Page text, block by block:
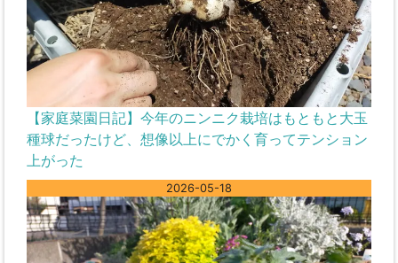
【家庭菜園日記】今年のニンニク栽培はもともと大玉
種球だったけど、想像以上にでかく育ってテンション
上がった
2026-05-18